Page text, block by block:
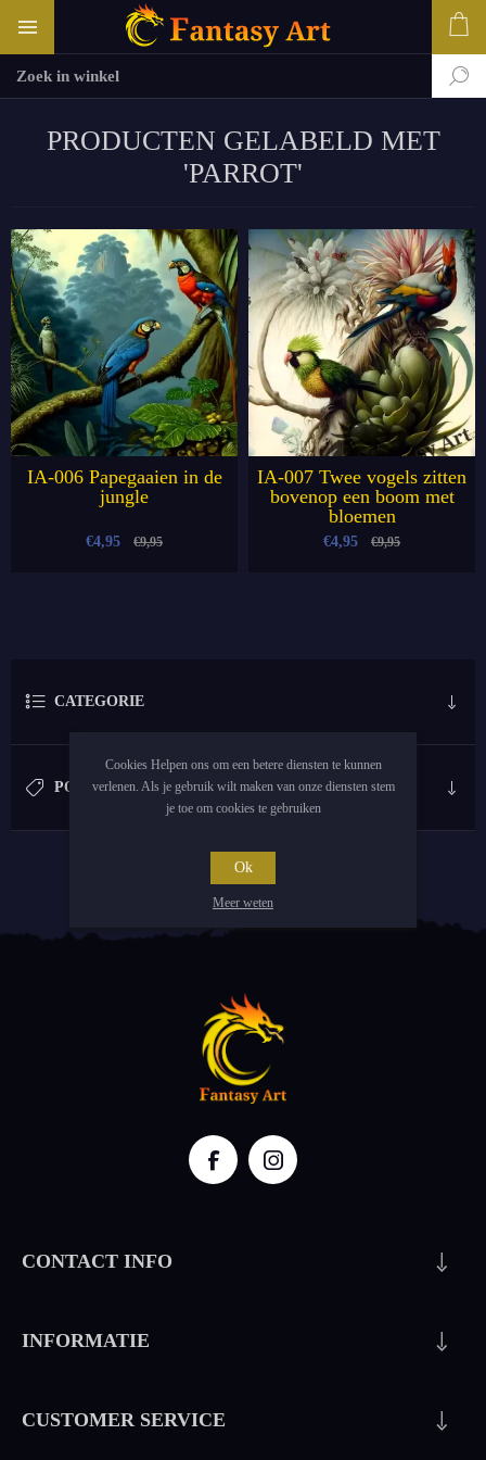
PRODUCTEN GELABELD MET
'PARROT'
IA-006 Papegaaien in de
jungle
€4,95 €9,95
IA-007 Twee vogels zitten
bovenop een boom met
bloemen
€4,95 €9,95
CATEGORIE
POPULAIRE LABELS
CONTACT INFO
INFORMATIE
CUSTOMER SERVICE
Cookies Helpen ons om een betere diensten te kunnen
verlenen. Als je gebruik wilt maken van onze diensten stem
je toe om cookies te gebruiken
Ok
Meer weten